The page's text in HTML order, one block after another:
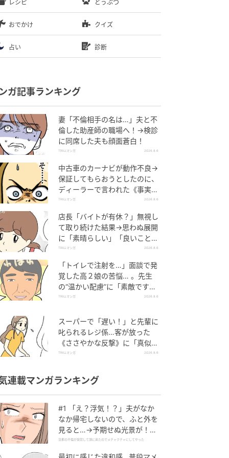
レシピ どうぶつ
おでかけ クイズ
占い 診断
ガ記事ランキング
妻「不倫相手の名は…」夫と不
倫した助産師の職場へ！→検診
に同席した夫も顔面蒼白！
TRILLマンガ 2026.8.6
中古車のカーナビが動作不良→
保証してもらおうとしたのに、
ディーラーで言われた《事実》
に唖然…
TRILLマンガ 2026.8.6
店長「バイトが有休？」無視し
て取り続けた結果→思わぬ展開
に「素晴らしい」「良いことし
ましたね」
TRILLマンガ 2026.8.6
「トイレで注射を…」面談で発
覚した高２娘の苦悩… 。先生
の“温かい配慮”に「素敵です
ね」「対応がいいね」
TRILLマンガ 2026.8.6
スーパーで「遅い！」と先輩に
叱られるレジ係…客が放った
《ささやかな反撃》に「真似し
たい！」「私もです」
TRILLマンガ 2026.8.6
連載マンガランキング
#1 「え？浮気！？」夫がなか
なか帰宅しないので、ふと外を
見ると…→予期せぬ光景が！｜
旦那の不倫が発覚して頭に来た
旦那の不倫が発覚して頭に来たのでメチャクチャにしてやった